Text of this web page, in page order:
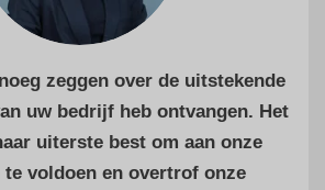
zeggen over de uitstekende
uw bedrijf heb ontvangen. Het
uiterste best om aan onze
te voldoen en overtrof onze